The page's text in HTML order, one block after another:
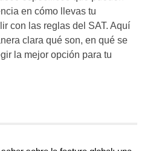
en cómo llevas tu
con las reglas del SAT. Aquí
clara qué son, en qué se
la mejor opción para tu